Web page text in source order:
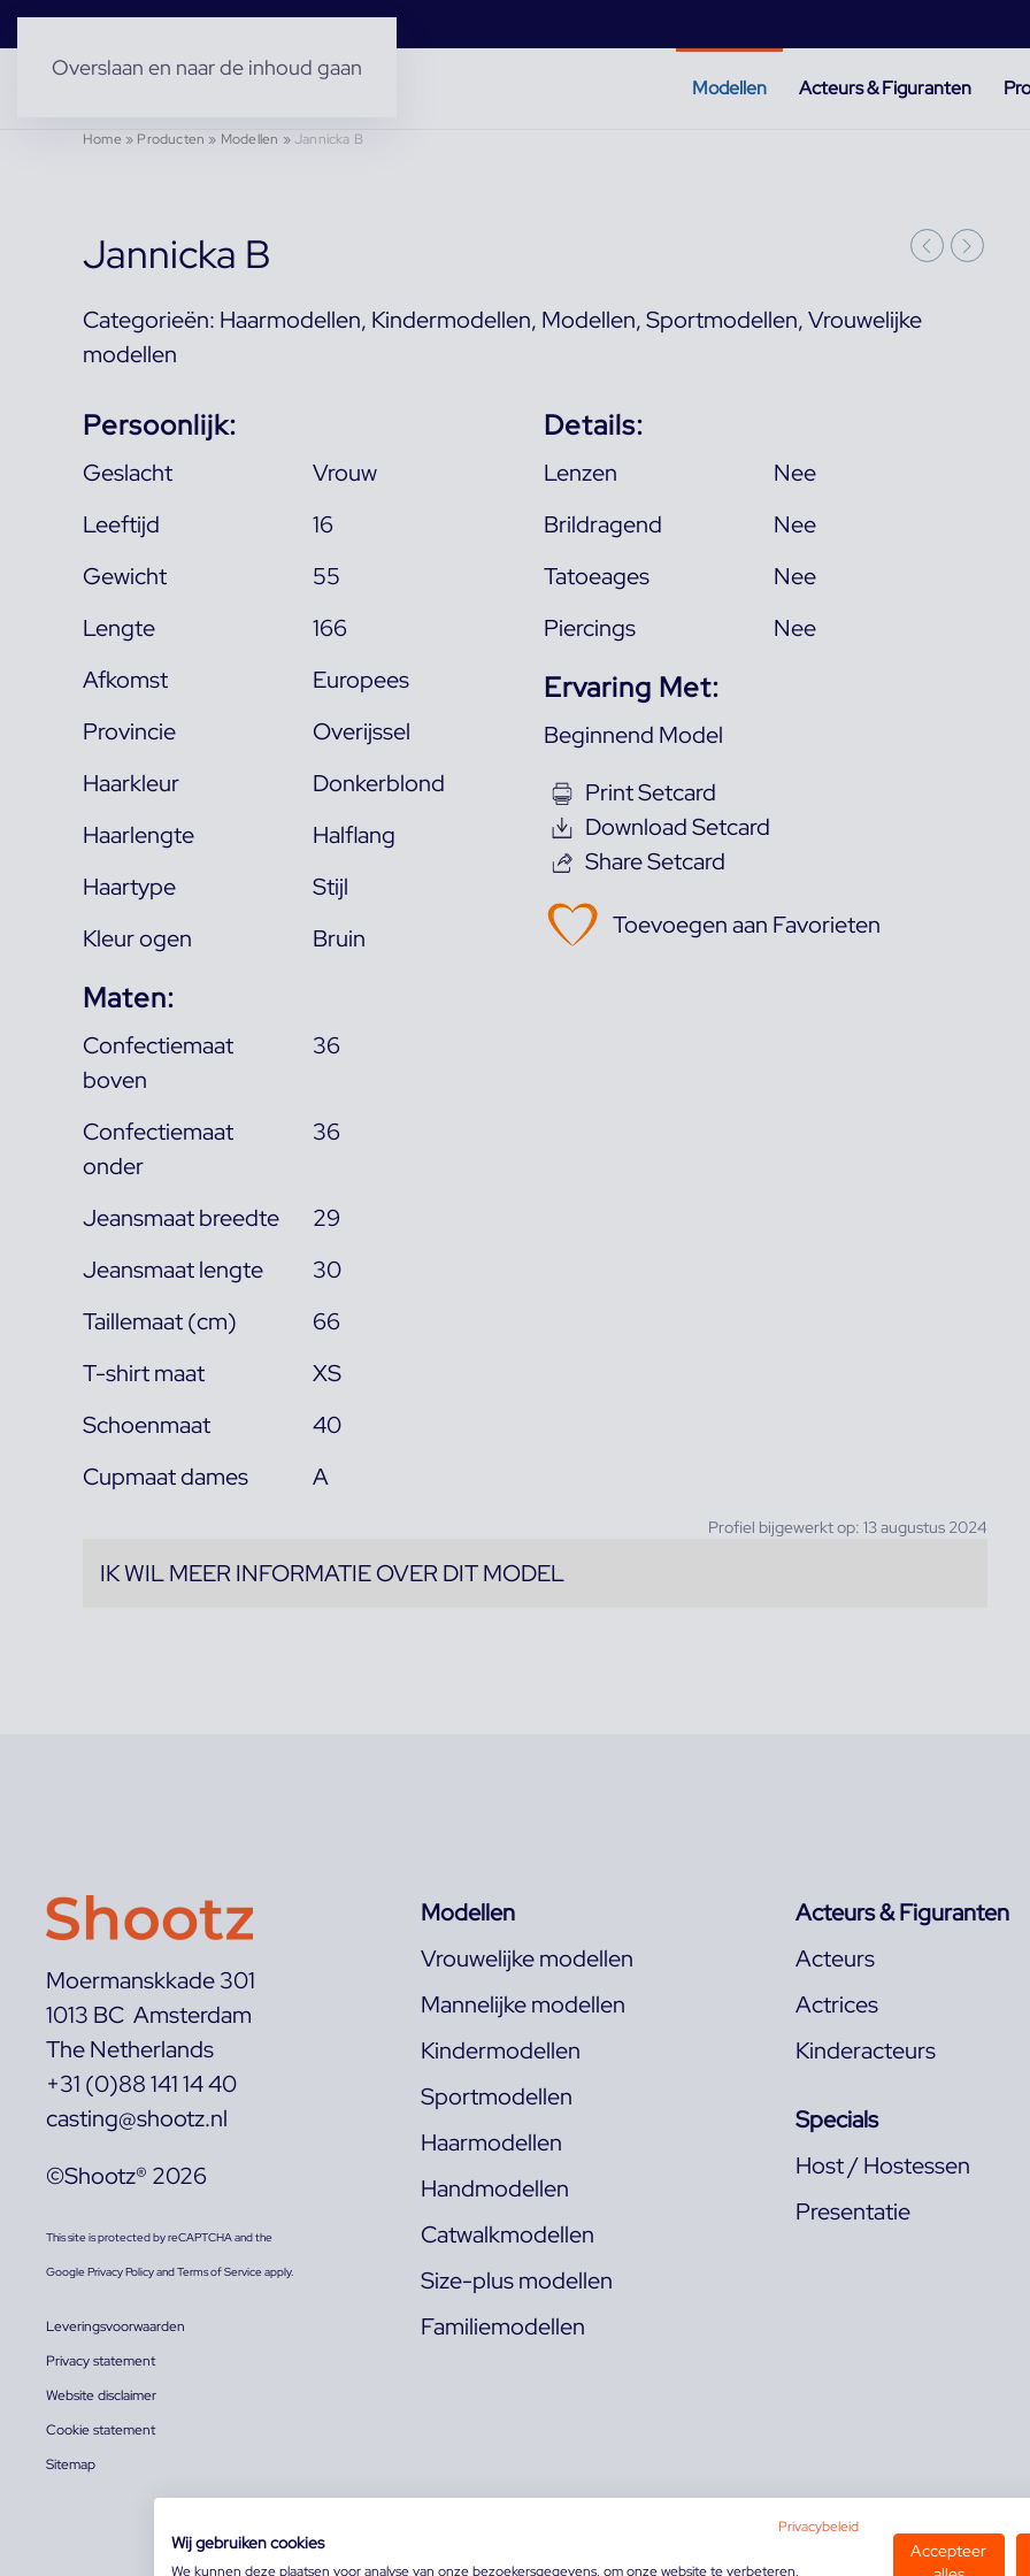
Overslaan en naar de inhoud gaan
Modellen Acteurs & Figuranten
Home» Producten » Modellen »Jannicka B
Jannicka B
Categorieën: Haarmodellen, Kindermodellen, Modellen,Sportmodellen,Vrouwelijke
modellen
Persoonlijk:
Geslacht
Vrouw
Leeftijd
16
Gewicht
55
Lengte
166
Afkomst
Europees
Provincie
Overijssel
Haarkleur
Donkerblond
Haarlengte
Halflang
Haartype
Stijl
Kleur ogen
Bruin
Maten:
Confectiemaat
boven
36
Confectiemaat
onder
36
Jeansmaat breedte
29
Jeansmaat lengte
30
Taillemaat (cm)
66
T-shirt maat
XS
Schoenmaat
40
Cupmaat dames
A
Details:
Lenzen
Nee
Brildragend
Nee
Tatoeages
Nee
Piercings
Nee
Ervaring Met:
Beginnend Model
Print Setcard
Download Setcard
Share Setcard
Toevoegen aan Favorieten
Profiel bijgewerkt op: 13 augustus 2024
IK WIL MEER INFORMATIE OVER DIT MODEL
Moermanskkade 301
1013 BC Amsterdam
The Netherlands
+31 (0)88 141 14 40
casting@shootz.nl
©Shootz® 2026
This site is protected by reCAPTCHA and the
GooglePrivacy PolicyandTerms of Serviceapply.
Leveringsvoorwaarden
Privacy statement
Website disclaimer
Cookie statement
Sitemap
Modellen
Vrouwelijke modellen
Mannelijke modellen
Kindermodellen
Sportmodellen
Haarmodellen
Handmodellen
Catwalkmodellen
Size-plus modellen
Familiemodellen
Acteurs & Figuranten
Acteurs
Actrices
Kinderacteurs
Specials
Host / Hostessen
Presentatie
Privacybeleid
Wij gebruiken cookies
We kunnen deze plaatsen voor analyse van onze bezoekersgegevens, om onze website te verbeteren,
Accepteer